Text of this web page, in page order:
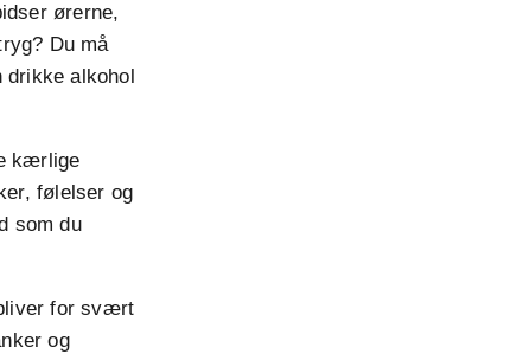
ørerne,
Du må
alkohol
kærlige
følelser og
som du
for svært
og